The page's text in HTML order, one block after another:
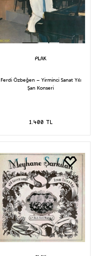
Ferdi Özbeğen – Yirminci Sanat Yılı
Şan Konseri
1.400 TL